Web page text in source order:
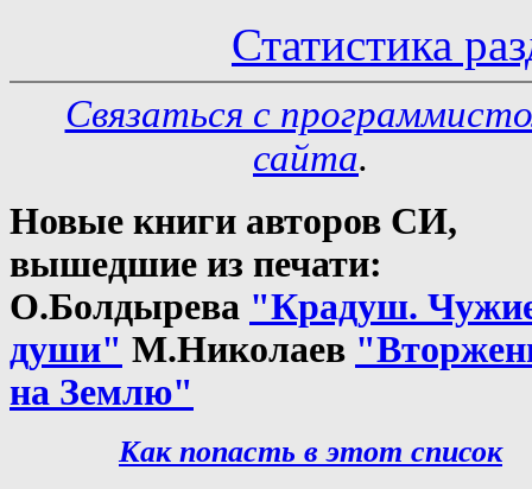
Статистика
Связаться с
сайта.
Новые книги авторов СИ,
вышедшие из печати:
О.Болдырева "Крадуш.
души" М.Николаев
на Землю"
Как попасть в этoт список